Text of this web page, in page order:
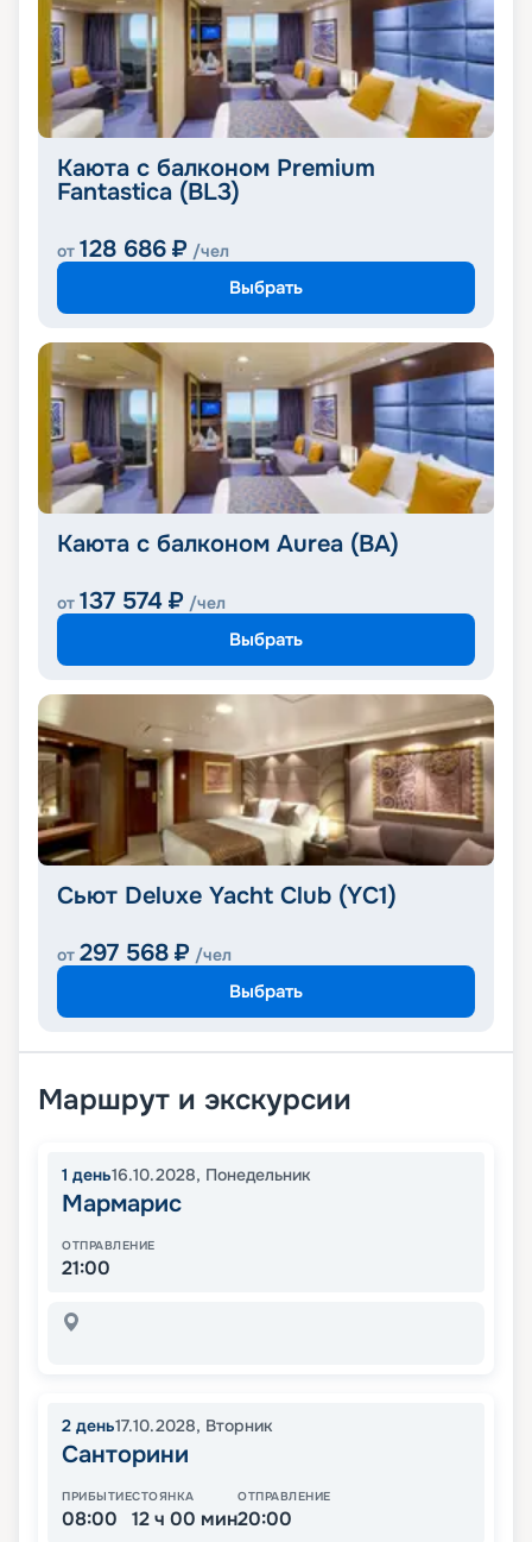
Каюта с балконом Premium
Fantastica (BL3)
от 128 686 ₽ /чел
Выбрать
Каюта с балконом Aurea (BA)
от 137 574 ₽ /чел
Выбрать
Сьют Deluxe Yacht Club (YC1)
от 297 568 ₽ /чел
Выбрать
Маршрут и экскурсии
1 день16.10.2028, Понедельник
Мармарис
ОТПРАВЛЕНИЕ
21:00
2 день17.10.2028, Вторник
Санторини
ПРИБЫТИЕ
08:00
СТОЯНКА
12 ч 00 мин
ОТПРАВЛЕНИЕ
20:00